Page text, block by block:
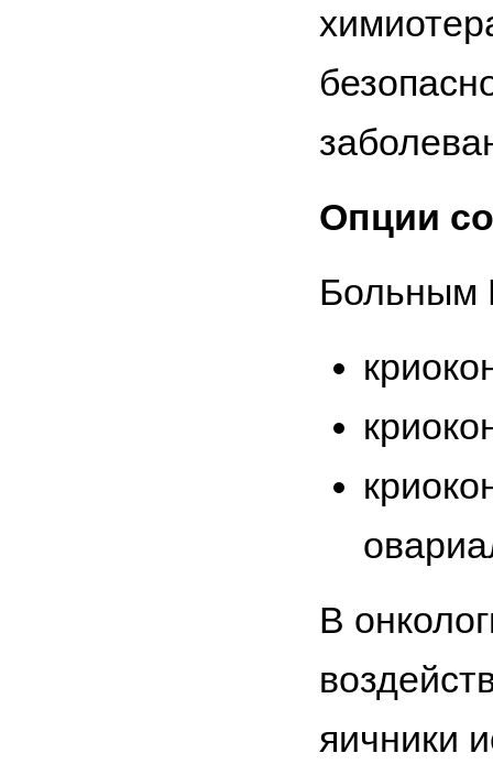
Опции
Больным
В
яичники